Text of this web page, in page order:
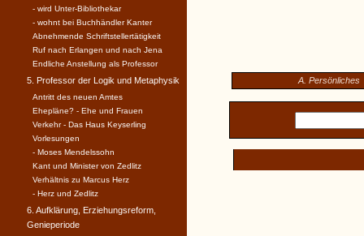
A. Persönliches
- wird Unter-Bibliothekar
- wohnt bei Buchhändler Kanter
Abnehmende Schriftstellertätigkeit
Ruf nach Erlangen und nach Jena
Endliche Anstellung als Professor
5. Professor der Logik und Metaphysik
Antritt des neuen Amtes
Ehepläne? - Ehe und Frauen
Verkehr - Das Haus Keyserling
Vorlesungen
- Moses Mendelssohn
Kant und Minister von Zedlitz
Verhältnis zu Marcus Herz
- Herz und Zedlitz
6. Aufklärung, Erziehungsreform,
Genieperiode